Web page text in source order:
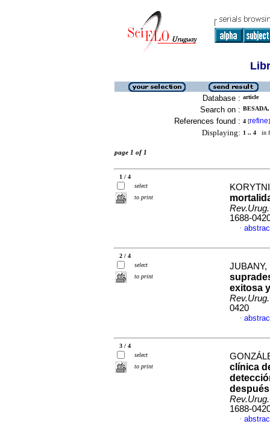
Database : article
Search on :
References found : 4 [refine]
Displaying: 1 .. 4 in
page 1 of 1
1 / 4
select
to print
1688-
·
2 / 4
select
to print
exitosa
0420
·
3 / 4
select
to print
clínica
1688-
·